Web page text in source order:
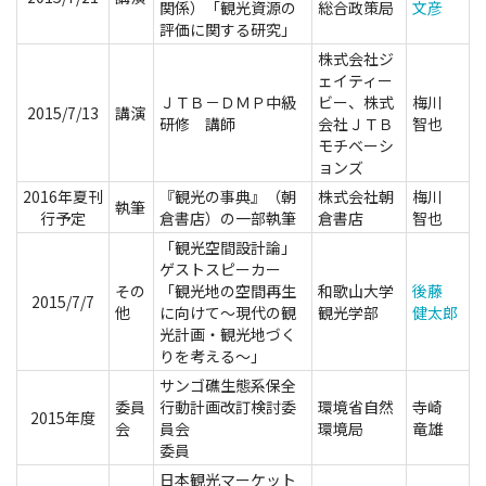
関係）「観光資源の
評価に関する研究」
総合政策局 文彦
2015/7/13 講演
ＪＴＢ－ＤＭＰ中級
研修 講師
株式会社ジ
ェイティー
ビー、株式
会社ＪＴＢ
モチベーシ
ョンズ
梅川
智也
2016年夏刊
行予定
執筆
『観光の事典』（朝
倉書店）の一部執筆
株式会社朝
倉書店
梅川
智也
2015/7/7
その
他
「観光空間設計論」
ゲストスピーカー
「観光地の空間再生
に向けて～現代の観
光計画・観光地づく
りを考える～」
和歌山大学
観光学部
後藤
健太郎
2015年度
委員
会
サンゴ礁生態系保全
行動計画改訂検討委
員会
委員
環境省自然
環境局
寺崎
竜雄
日本観光マーケット